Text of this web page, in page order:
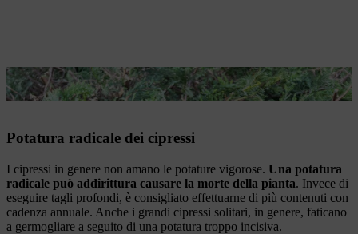
I cipressi non tollerano la potatura sul legno vecchio.
Potatura radicale dei cipressi
I cipressi in genere non amano le potature vigorose. Una potatura
radicale può addirittura causare la morte della pianta. Invece di
eseguire tagli profondi, è consigliato effettuarne di più contenuti con
cadenza annuale. Anche i grandi cipressi solitari, in genere, faticano
a germogliare a seguito di una potatura troppo incisiva.